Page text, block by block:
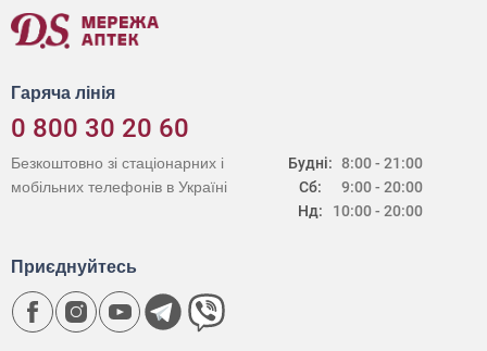
Гаряча лінія
0 800 30 20 60
Будні:
Сб:
Нд:
8:00 - 21:00
9:00 - 20:00
10:00 - 20:00
Безкоштовно зі стаціонарних і
мобільних телефонів в Україні
Приєднуйтесь